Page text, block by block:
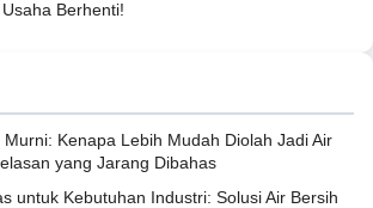
Berhenti!
Kenapa Lebih Mudah Diolah Jadi Air
yang Jarang Dibahas
untuk Kebutuhan Industri: Solusi Air Bersih